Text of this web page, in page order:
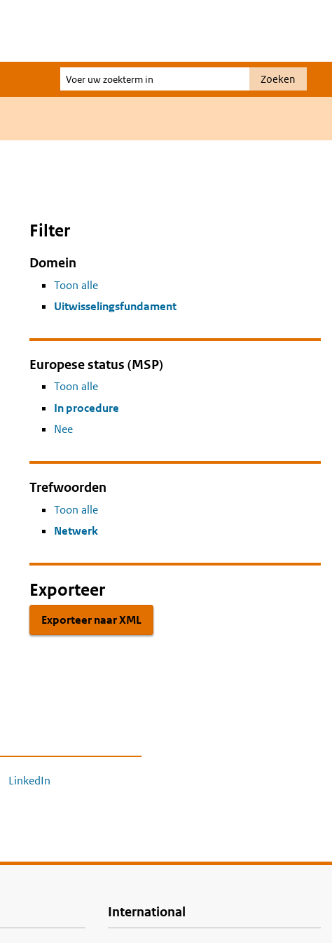
Voer
uw
Zoeken
Filter
Domein
Toon alle
Uitwisselingsfundament
Europese status (MSP)
Toon alle
In procedure
Nee
Trefwoorden
Toon alle
Netwerk
Exporteer
Exporteer naar XML
LinkedIn
International